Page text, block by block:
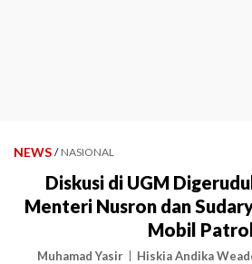
NEWS / NASIONAL
Diskusi di UGM
Menteri Nusron dan
Mobil
Muhamad Yasir Hiskia Andika